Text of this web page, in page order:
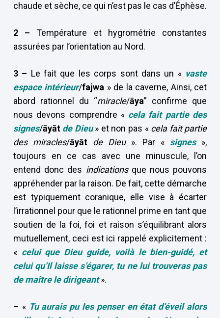
chaude et sèche, ce qui n’est pas le cas d’Éphèse.
2 – Température et hygrométrie constantes
assurées par l’orientation au Nord.
3 – Le fait que les corps sont dans un « vaste
espace intérieur/fajwa » de la caverne, Ainsi, cet
abord rationnel du “miracle/āya” confirme que
nous devons comprendre « cela fait partie des
signes/āyātde Dieu» et non pas « cela fait partie
des miracles/āyāt de Dieu». Par « signes»,
toujours en ce cas avec une minuscule, l’on
entend donc des indicationsque nous pouvons
appréhender par la raison. De fait, cette démarche
est typiquement coranique, elle vise à écarter
l’irrationnel pour que le rationnel prime en tant que
soutien de la foi, foi et raison s’équilibrant alors
mutuellement, ceci est ici rappelé explicitement :
« celui que Dieu guide, voilà le bien-guidé, et
celui qu’Il laisse s’égarer, tu ne lui trouveras pas
de maître le dirigeant».
– « Tu aurais pu les penser en état d’éveil alors